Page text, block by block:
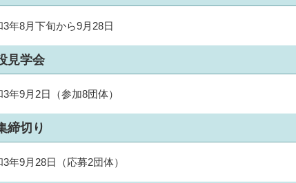
3年8月下旬から9月28日
見学会
3年9月2日（参加8団体）
締切り
3年9月28日（応募2団体）